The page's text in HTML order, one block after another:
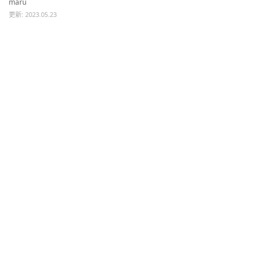
maru
更新: 2023.05.23